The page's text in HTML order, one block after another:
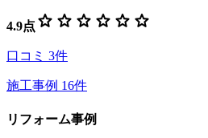
4.9点 star star star star star star
口コミ 3件
施工事例 16件
リフォーム事例